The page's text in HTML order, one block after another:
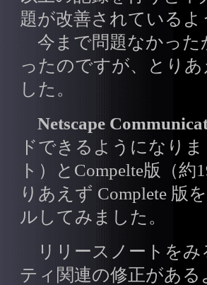
題が改善されているよ
今まで問題なかった
ったのですが、とり
した。
Netscape
ドできるようになり
ト）とCompelte版（
りあえず Complete 版
ルしてみました。
リリースノートをみ
ティ関連の修正があ